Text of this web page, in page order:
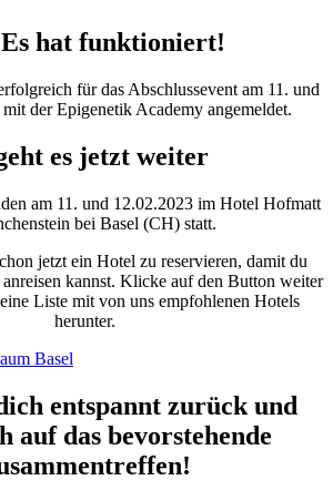
hat funktioniert!
für das Abschlussevent am 11. und
der Epigenetik Academy angemeldet.
es jetzt weiter
am 11. und 12.02.2023 im Hotel Hofmatt
bei Basel (CH) statt.
jetzt ein Hotel zu reservieren, damit du
anreisen kannst. Klicke auf den Button weiter
Liste mit von uns empfohlenen Hotels
herunter.
Basel
entspannt zurück und
auf das bevorstehende